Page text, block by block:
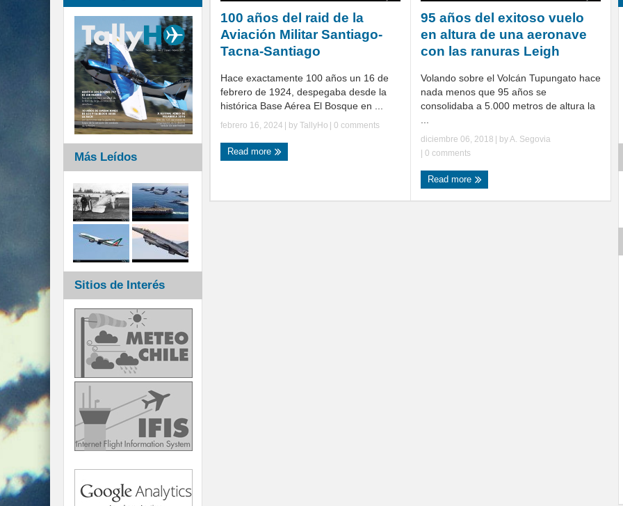
100 años del raid de la
Aviación Militar Santiago-
Tacna-Santiago
Hace exactamente 100 años un 16 de
febrero de 1924, despegaba desde la
histórica Base Aérea El Bosque en ...
febrero 16, 2024 | by TallyHo 0 comments
Read more
95 años del exitoso vuelo
en altura de una aeronave
con las ranuras Leigh
Volando sobre el Volcán Tupungato hace
nada menos que 95 años se
consolidaba a 5.000 metros de altura la
...
diciembre 06, 2018 | byA. Segovia
0 comments
Read more
Más Leídos
Sitios de Interés